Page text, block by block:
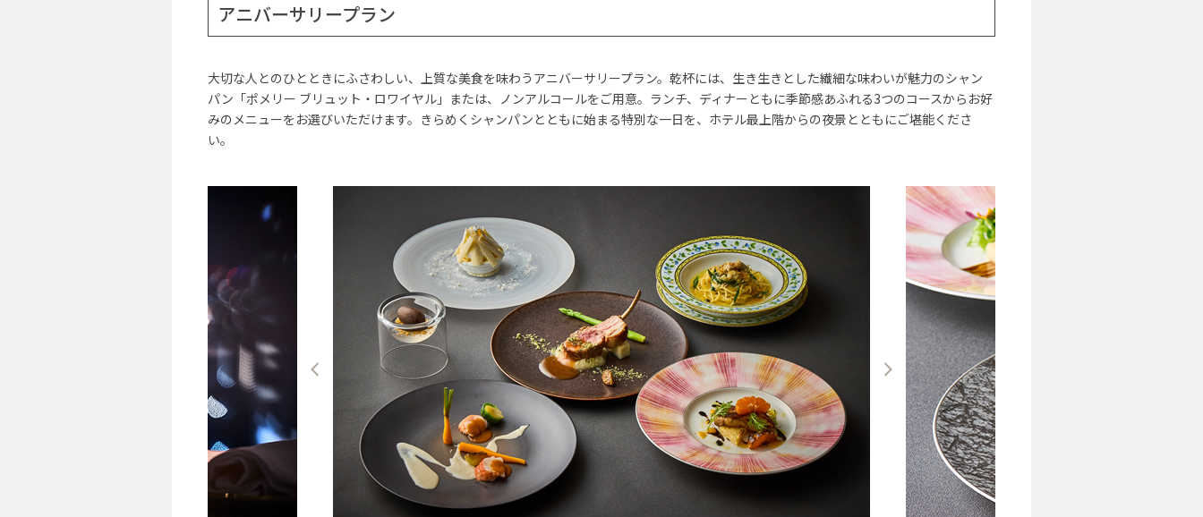
アニバーサリープラン
大切な人とのひとときにふさわしい、上質な美食を味わうアニバーサリープラン。乾杯には、生き生きとした繊細な味わいが魅力のシャン
パン「ポメリー ブリュット・ロワイヤル」または、ノンアルコールをご用意。ランチ、ディナーともに季節感あふれる3つのコースからお好
みのメニューをお選びいただけます。きらめくシャンパンとともに始まる特別な一日を、ホテル最上階からの夜景とともにご堪能くださ
い。
Next
1 2